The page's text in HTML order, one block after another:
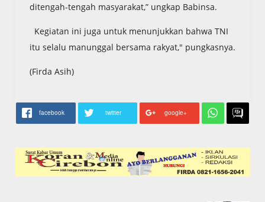
ditengah-tengah masyarakat,” ungkap Babinsa.
Kegiatan ini juga untuk menunjukkan bahwa TNI
itu selalu manunggal bersama rakyat," pungkasnya.
(Firda Asih)
facebook twitter google+